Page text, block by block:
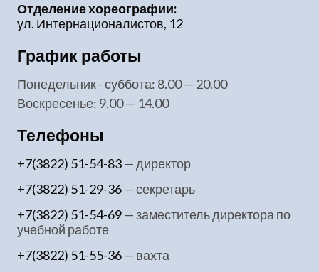
Отделение хореографии:
ул. Интернационалистов, 12
График работы
понедельник - суббота: 8.00 — 20.00
воскресенье: 9.00 — 14.00
Телефоны
+7(3822) 51-54-83— директор
+7(3822) 51-29-36— секретарь
+7(3822) 51-54-69— заместитель директора по
учебной работе
+7(3822) 51-55-36— вахта